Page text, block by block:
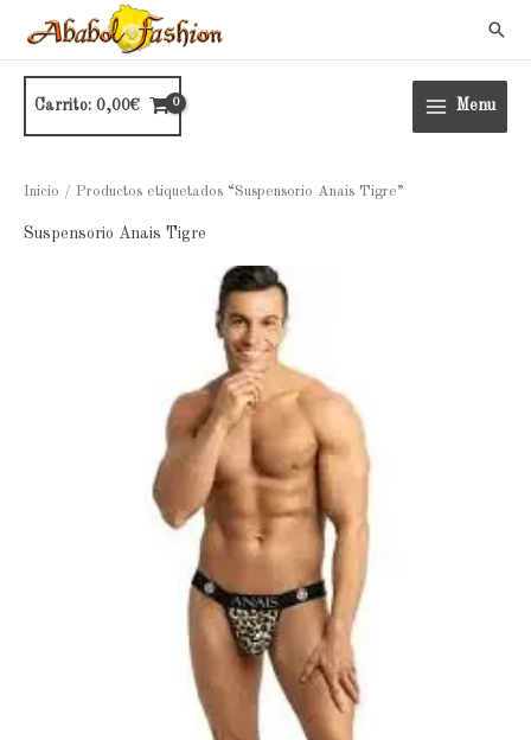
contenido
Carrito:0,00€ Menu
Inicio / Productos etiquetados “Suspensorio Anais Tigre”
Suspensorio Anais Tigre